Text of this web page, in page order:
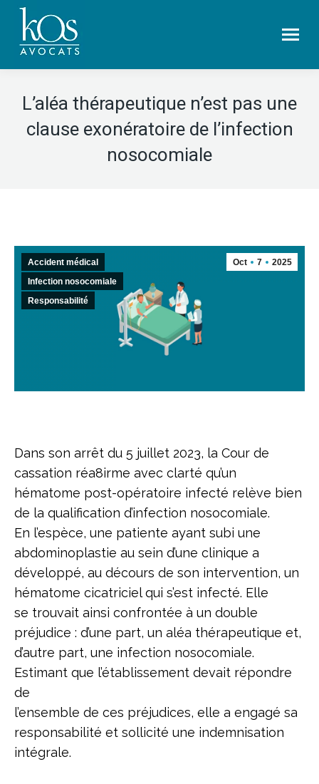
L’aléa thérapeutique n’est pas une
clause exonératoire de l’infection
nosocomiale
Oct 7 2025
Accident médical
Infection nosocomiale
Responsabilité
Dans son arrêt du 5 juillet 2023, la Cour de
cassation réa8irme avec clarté qu’un
hématome post-opératoire infecté relève bien
de la qualification d’infection nosocomiale.
En l’espèce, une patiente ayant subi une
abdominoplastie au sein d’une clinique a
développé, au décours de son intervention, un
hématome cicatriciel qui s’est infecté. Elle
se trouvait ainsi confrontée à un double
préjudice : d’une part, un aléa thérapeutique et,
d’autre part, une infection nosocomiale.
Estimant que l’établissement devait répondre
de
l’ensemble de ces préjudices, elle a engagé sa
responsabilité et sollicité une indemnisation
intégrale.